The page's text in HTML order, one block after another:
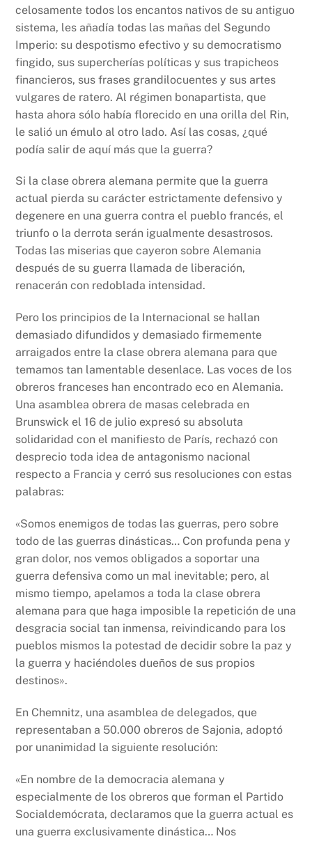
celosamente todos los encantos nativos de su antiguo
sistema, les añadía todas las mañas del Segundo
Imperio: su despotismo efectivo y su democratismo
fingido, sus supercherías políticas y sus trapicheos
financieros, sus frases grandilocuentes y sus artes
vulgares de ratero. Al régimen bonapartista, que
hasta ahora sólo había florecido en una orilla del Rin,
le salió un émulo al otro lado. Así las cosas, ¿qué
podía salir de aquí más que la guerra?
Si la clase obrera alemana permite que la guerra
actual pierda su carácter estrictamente defensivo y
degenere en una guerra contra el pueblo francés, el
triunfo o la derrota serán igualmente desastrosos.
Todas las miserias que cayeron sobre Alemania
después de su guerra llamada de liberación,
renacerán con redoblada intensidad.
Pero los principios de la Internacional se hallan
demasiado difundidos y demasiado firmemente
arraigados entre la clase obrera alemana para que
temamos tan lamentable desenlace. Las voces de los
obreros franceses han encontrado eco en Alemania.
Una asamblea obrera de masas celebrada en
Brunswick el 16 de julio expresó su absoluta
solidaridad con el manifiesto de París, rechazó con
desprecio toda idea de antagonismo nacional
respecto a Francia y cerró sus resoluciones con estas
palabras:
«Somos enemigos de todas las guerras, pero sobre
todo de las guerras dinásticas… Con profunda pena y
gran dolor, nos vemos obligados a soportar una
guerra defensiva como un mal inevitable; pero, al
mismo tiempo, apelamos a toda la clase obrera
alemana para que haga imposible la repetición de una
desgracia social tan inmensa, reivindicando para los
pueblos mismos la potestad de decidir sobre la paz y
la guerra y haciéndoles dueños de sus propios
destinos».
En Chemnitz, una asamblea de delegados, que
representaban a 50.000 obreros de Sajonia, adoptó
por unanimidad la siguiente resolución:
«En nombre de la democracia alemana y
especialmente de los obreros que forman el Partido
Socialdemócrata, declaramos que la guerra actual es
una guerra exclusivamente dinástica… Nos